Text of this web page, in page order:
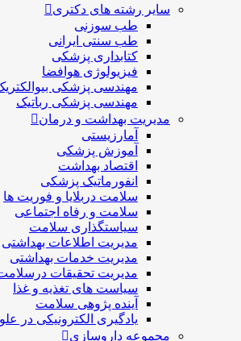
سایر رشته های دکتری
طب سوزنی
طب سنتی ایرانی
کتابداری پزشکی
فیزیولوژی هوافضا
مهندسی پزشکی
مهندسی پزشکی رباتیک
مدیریت بهداشت و درمان
آمارزیستی
آموزش پزشکی
اقتصاد بهداشت
انفورماتیک پزشکی
سلامت دربلايا و فوريت ها
سلامت و رفاه اجتماعی
سیاستگذاری سلامت
مدیریت اطلاعات بهداشتی
مدیریت خدمات بهداشتی
مدیریت تحقیقات
سیاست های تغذیه و غذا
آینده پژوهی سلامت
یادگیری الکترونیکی در
مجموعه داروسازی